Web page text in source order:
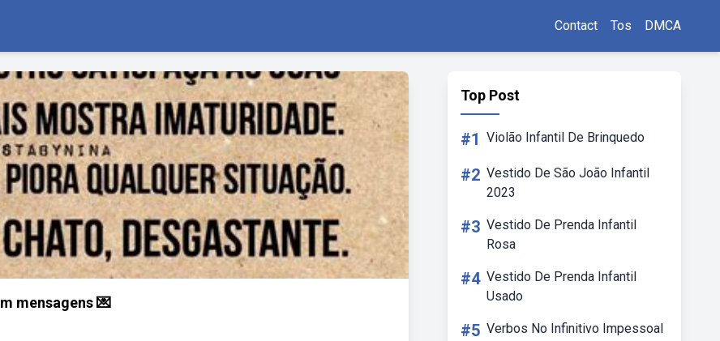
Contact Tos DMCA
mensagens 💌
Top Post
#1 Violão Infantil De Brinquedo
#2 Vestido De São João Infantil
2023
#3 Vestido De Prenda Infantil
Rosa
#4 Vestido De Prenda Infantil
Usado
#5 Verbos No Infinitivo Impessoal